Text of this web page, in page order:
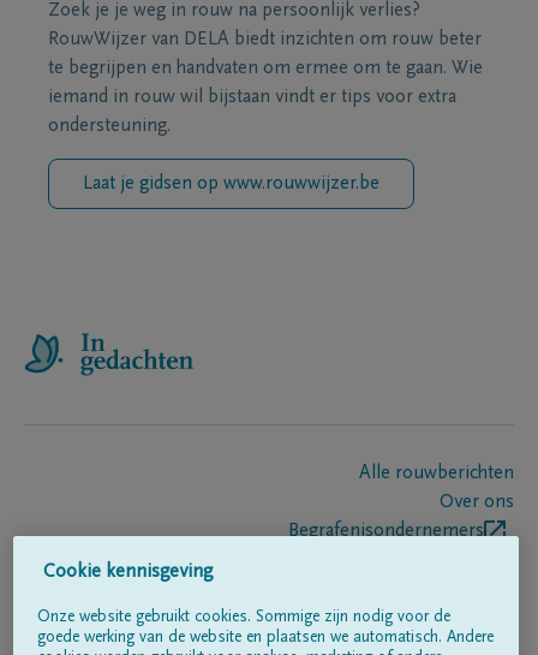
Zoek je je weg in rouw na persoonlijk verlies?
RouwWijzer van DELA biedt inzichten om rouw beter
te begrijpen en handvaten om ermee om te gaan. Wie
iemand in rouw wil bijstaan vindt er tips voor extra
ondersteuning.
Laat je gidsen op www.rouwwijzer.be
Alle rouwberichten
Over ons
Begrafenisondernemers
Volg ons op
Cookie kennisgeving
Onze website gebruikt cookies. Sommige zijn nodig voor de
goede werking van de website en plaatsen we automatisch. Andere